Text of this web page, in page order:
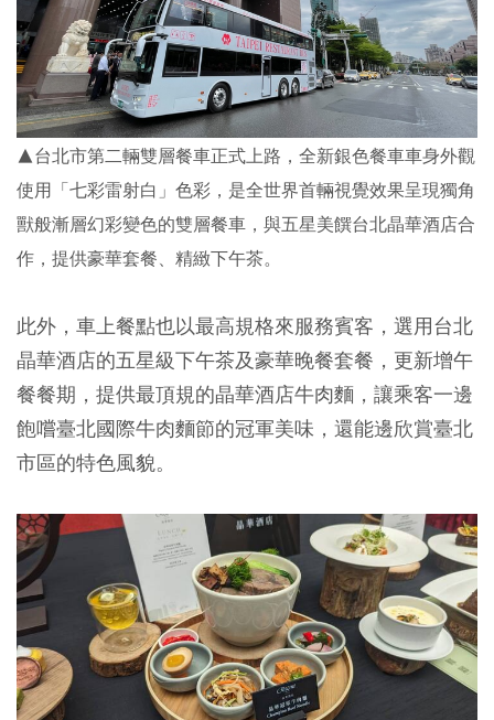
▲台北市第二輛雙層餐車正式上路，全新銀色餐車車身外觀
使用「七彩雷射白」色彩，是全世界首輛視覺效果呈現獨角
獸般漸層幻彩變色的雙層餐車，與五星美饌台北晶華酒店合
作，提供豪華套餐、精緻下午茶。
此外，車上餐點也以最高規格來服務賓客，選用台北
晶華酒店的五星級下午茶及豪華晚餐套餐，更新增午
餐餐期，提供最頂規的晶華酒店牛肉麵，讓乘客一邊
飽嚐臺北國際牛肉麵節的冠軍美味，還能邊欣賞臺北
市區的特色風貌。